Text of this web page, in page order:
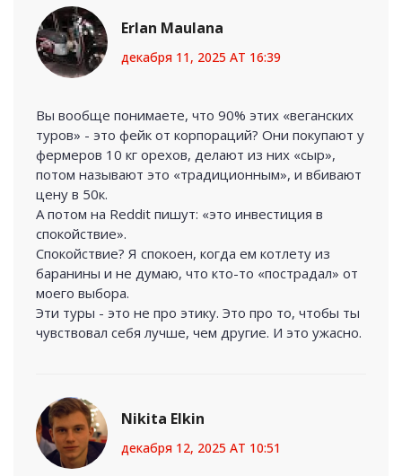
Erlan Maulana
декабря 11, 2025 AT 16:39
Вы вообще понимаете, что 90% этих «веганских
туров» - это фейк от корпораций? Они покупают у
фермеров 10 кг орехов, делают из них «сыр»,
потом называют это «традиционным», и вбивают
цену в 50к.
А потом на Reddit пишут: «это инвестиция в
спокойствие».
Спокойствие? Я спокоен, когда ем котлету из
баранины и не думаю, что кто-то «пострадал» от
моего выбора.
Эти туры - это не про этику. Это про то, чтобы ты
чувствовал себя лучше, чем другие. И это ужасно.
Nikita Elkin
декабря 12, 2025 AT 10:51